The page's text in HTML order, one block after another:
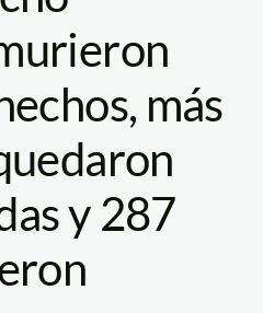
más
y 287